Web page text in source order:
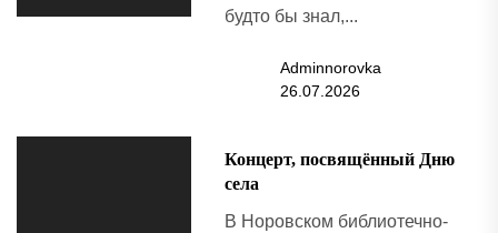
будто бы знал,...
Adminnorovka
26.07.2026
Концерт, посвящённый Дню
села
В Норовском библиотечно-